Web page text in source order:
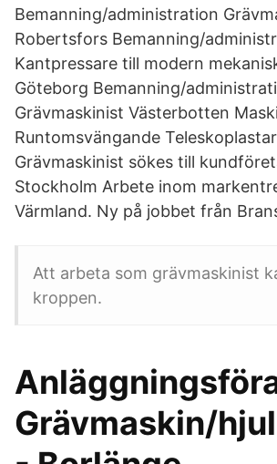
Bemanning/administration
Robertsfors Bemanning/
Kantpressare till modern
Göteborg Bemanning/
Grävmaskinist Västerbotten
Runtomsvängande
Grävmaskinist sökes till
Stockholm Arbete inom
Värmland. Ny på jobbet från
Att arbeta som grävmaskinist
kroppen.
Grävmaskin/